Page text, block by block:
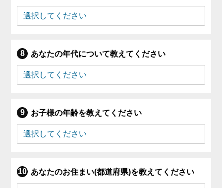
あなたの年代について教えてください
お子様の年齢を教えてください
あなたのお住まい(都道府県)を教えてください